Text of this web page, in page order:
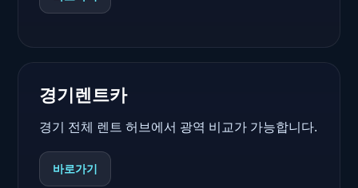
경기렌트카
경기 전체 렌트 허브에서 광역 비교가 가능합니다.
바로가기